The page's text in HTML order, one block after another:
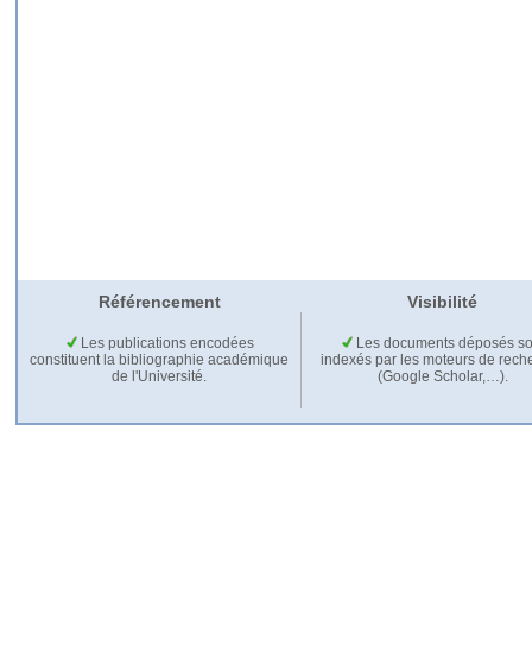
Référencement Visibilité
Les publications encodées
constituent la bibliographie académique
de l'Université.
Les documents déposés
indexés par les moteurs de
(Google Scholar,…).